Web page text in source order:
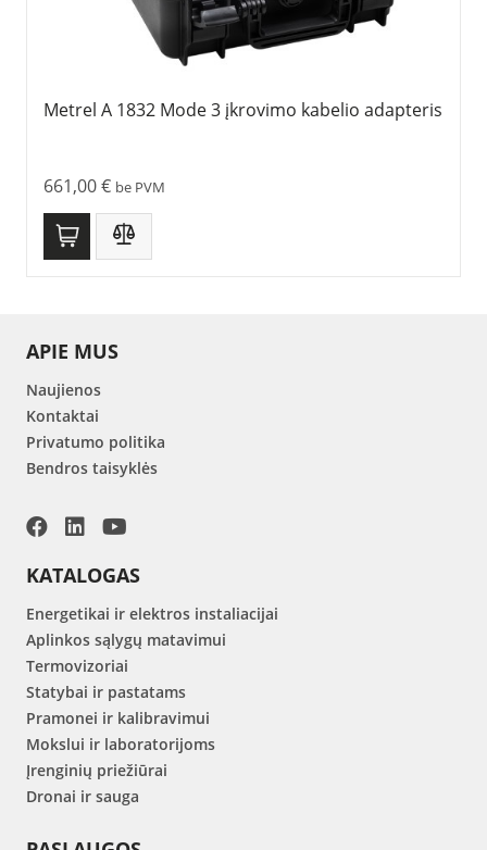
Metrel A 1832 Mode 3 įkrovimo kabelio adapteris
661,00€ be PVM
APIE MUS
Naujienos
Kontaktai
Privatumo politika
Bendros taisyklės
KATALOGAS
Energetikai ir elektros instaliacijai
Aplinkos sąlygų matavimui
Termovizoriai
Statybai ir pastatams
Pramonei ir kalibravimui
Mokslui ir laboratorijoms
Įrenginių priežiūrai
Dronai ir sauga